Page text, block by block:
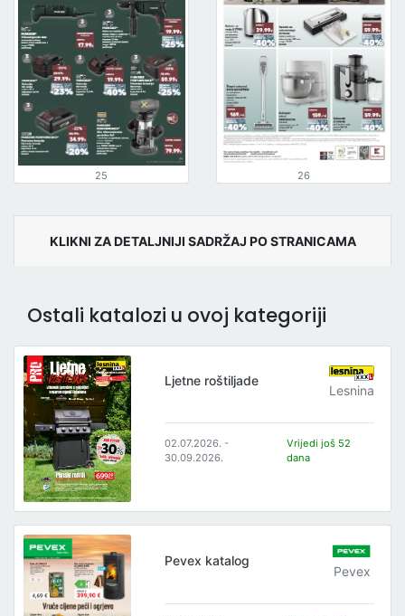
25 26
KLIKNI ZA DETALJNIJI SADRŽAJ PO STRANICAMA
Ostali katalozi u ovoj kategoriji
Ljetne roštiljade
Lesnina
02.07.2026. -
30.09.2026.
Vrijedi još 52
dana
Pevex katalog
Pevex